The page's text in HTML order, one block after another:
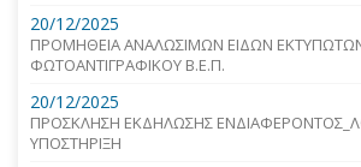
20/12/2025
ΠΡΟΜΗΘΕΙΑ ΑΝΑΛΩΣΙΜΩΝ ΕΙΔΩΝ
ΦΩΤΟΑΝΤΙΓΡΑΦΙΚΟΥ Β.Ε.Π.
20/12/2025
ΠΡΟΣΚΛΗΣΗ ΕΚΔΗΛΩΣΗΣ
ΥΠΟΣΤΗΡΙΞΗ